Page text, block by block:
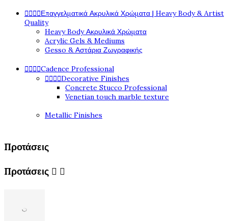
Επαγγελματικά Ακρυλικά Χρώματα | Heavy Body & Artist
Quality
Heavy Body Ακρυλικά Χρώματα
Acrylic Gels & Mediums
Gesso & Αστάρια Ζωγραφικής
Cadence Professional
Decorative Finishes
Concrete Stucco Professional
Venetian touch marble texture
Metallic Finishes
Προτάσεις
Προτάσεις  